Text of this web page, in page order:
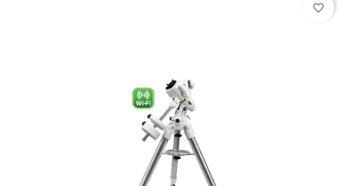
favorite_border